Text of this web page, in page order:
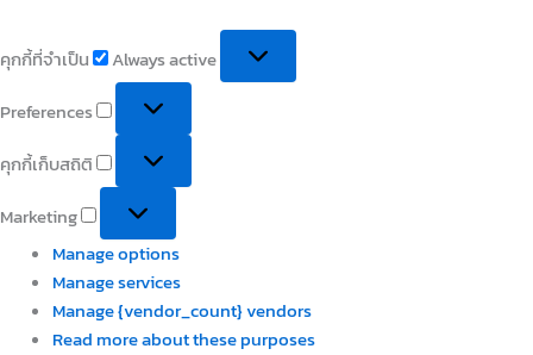
คุกกี้ที่จำเป็น
Always active
Preferences
คุกกี้เก็บสถิติ
Marketing
Manage options
Manage services
Manage {vendor_count} vendors
Read more about these purposes